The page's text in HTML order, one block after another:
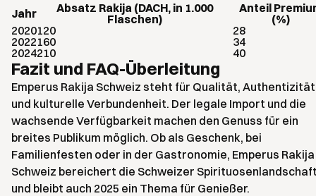
Jahr
Absatz Rakija (DACH, in 1.000
Flaschen)
Anteil
(%)
2020120
28
2022160
34
2024210 40
Fazit und FAQ-Überleitung
Emperus Rakija Schweiz steht für Qualität, Authentizität
und kulturelle Verbundenheit. Der legale Import und die
wachsende Verfügbarkeit machen den Genuss für ein
breites Publikum möglich. Ob als Geschenk, bei
Familienfesten oder in der Gastronomie, Emperus Rakija
Schweiz bereichert die Schweizer
und bleibt auch 2025 ein Thema für Genießer.